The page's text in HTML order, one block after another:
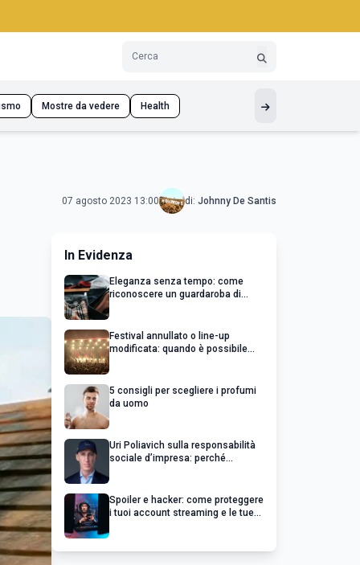
Mostre da vedere Health
07 agosto 2023 13:00 di: Johnny De Santis
In Evidenza
Eleganza senza tempo: come
riconoscere un guardaroba di
Festival annullato o line-up
modificata: quando è possibile
5 consigli per scegliere i profumi
da uomo
Uri Poliavich sulla responsabilità
sociale d’impresa: perché
Spoiler e hacker: come proteggere
i tuoi account streaming e le tue